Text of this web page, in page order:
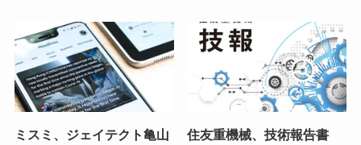
ミスミ、ジェイテクト亀山
住友重機械、技術報告書